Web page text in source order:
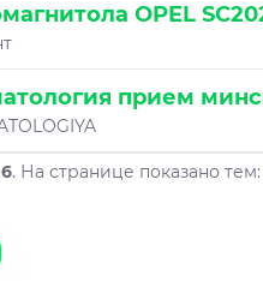
OPEL
прием
6. На странице показано тем: